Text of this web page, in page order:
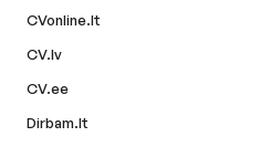
CVonline.lt
CV.lv
CV.ee
Dirbam.lt